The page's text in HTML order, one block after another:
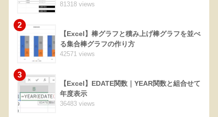
81318 views
2
【Excel】棒グラフと積み上げ棒グラフを並べ
る集合棒グラフの作り方
42571 views
3
【Excel】EDATE関数｜YEAR関数と組合せて
年度表示
36483 views